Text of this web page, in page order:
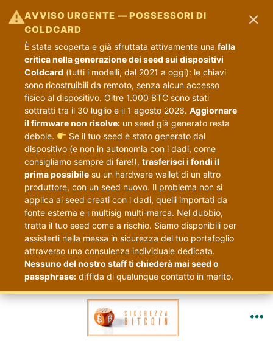
⚠AVVISO URGENTE — POSSESSORI DI
COLDCARD
È stata scoperta e già sfruttata attivamente una falla
critica nella generazione dei seed sui dispositivi
Coldcard (tutti i modelli, dal 2021 a oggi): le chiavi
sono ricostruibili da remoto, senza alcun accesso
fisico al dispositivo. Oltre 1.000 BTC sono stati
sottratti tra il 30 luglio e il 1 agosto 2026. Aggiornare
il firmware non risolve: un seed già generato resta
debole.
Se il tuo seed è stato generato dal
dispositivo (e non in autonomia con i dadi, come
consigliamo sempre di fare!), trasferisci i fondi il
prima possibile su un hardware wallet di un altro
produttore, con un seed nuovo. Il problema non si
applica ai seed creati con i dadi, quelli importati da
fonte esterna e i multisig multi-marca. Nel dubbio,
tratta il tuo seed come a rischio. Siamo disponibili per
assisterti nella messa in sicurezza del tuo portafoglio
attraverso una consulenza individuale dedicata.
Nessuno del nostro staff ti chiederà mai seed o
passphrase: diffida di qualunque contatto in merito.
×
Passa